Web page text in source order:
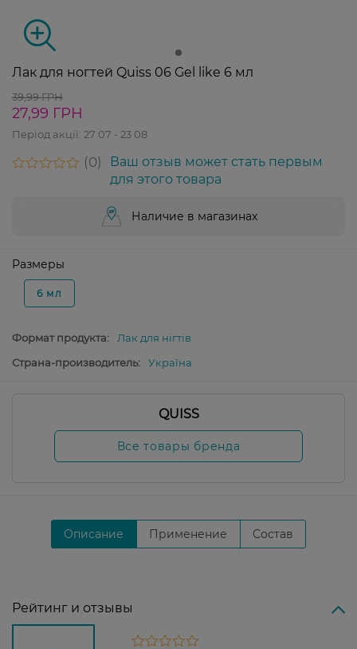
Лак для ногтей Quiss 06 Gel like 6 мл
39,99 ГРН
27,99 ГРН
Період акції: 27 07 - 23 08
0
Ваш отзыв может стать первым
для этого товара
Наличие в магазинах
Размеры
6 мл
Формат продукта:
Лак для нігтів
Страна-производитель:
Україна
QUISS
Все товары бренда
Описание Применение Состав
Рейтинг и отзывы